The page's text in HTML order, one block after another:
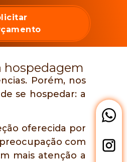
hospedagem
Porém, nos
se hospedar: a
oferecida por
com
mais atenção a